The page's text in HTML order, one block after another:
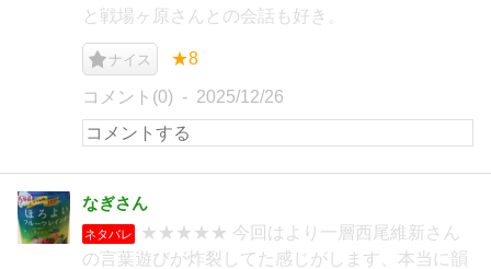
と戦場ヶ原さんとの会話も好き。
ナイス ★8
コメント(0) 2025/12/26
なぎさん
ネタバレ
★★★★★ 今回はより一層西尾維新さん
の言葉遊びが炸裂してた感じがします、本当に韻